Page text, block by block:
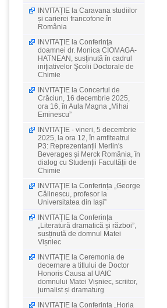
INVITAŢIE la Caravana studiilor
și carierei francofone în
România
INVITAŢIE la Conferinţa
doamnei dr. Monica CIOMAGA-
HATNEAN, susţinută în cadrul
iniţiativelor Şcolii Doctorale de
Chimie
INVITAŢIE la Concertul de
Crăciun, 16 decembrie 2025,
ora 16, în Aula Magna „Mihai
Eminescu”
INVITAŢIE - vineri, 5 decembrie
2025, la ora 12, în amfiteatrul
P3: Reprezentanții Merlin's
Beverages și Merck România, în
dialog cu Studenții Facultății de
Chimie
INVITAŢIE la Conferința „George
Călinescu, profesor la
Universitatea din Iași”
INVITAŢIE la Conferința
„Literatură dramatică și război”,
susținută de domnul Matei
Vișniec
INVITAŢIE la Ceremonia de
decernare a titlului de Doctor
Honoris Causa al UAIC
domnului Matei Vișniec, scriitor,
jurnalist și dramaturg
INVITAŢIE la Conferința „Horia